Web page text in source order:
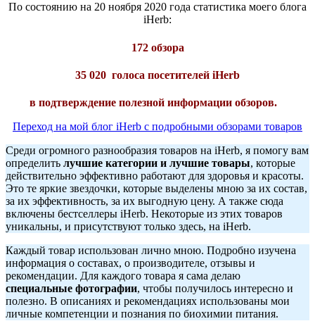
По состоянию на 20 ноября 2020 года статистика моего блога
iHerb:
172 обзора
35 020 голоса посетителей iHerb
в подтверждение полезной информации обзоров.
Переход на мой блог iHerb с подробными обзорами товаров
Среди огромного разнообразия товаров на iHerb, я помогу вам
определить лучшие категории и лучшие товары, которые
действительно эффективно работают для здоровья и красоты.
Это те яркие звездочки, которые выделены мною за их состав,
за их эффективность, за их выгодную цену. А также сюда
включены бестселлеры iHerb. Некоторые из этих товаров
уникальны, и присутствуют только здесь, на iHerb.
Каждый товар использован лично мною. Подробно изучена
информация о составах, о производителе, отзывы и
рекомендации. Для каждого товара я сама делаю
специальные фотографии, чтобы получилось интересно и
полезно. В описаниях и рекомендациях использованы мои
личные компетенции и познания по биохимии питания.